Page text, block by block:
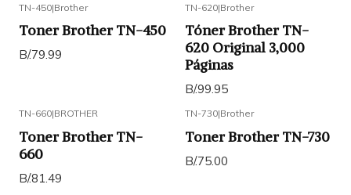
TN-450|Brother
Toner Brother TN-450
B/.79.99
TN-620|Brother
Tóner Brother TN-
620 Original 3,000
Páginas
B/.99.95
TN-660|BROTHER
Toner Brother TN-
660
B/.81.49
TN-730|Brother
Toner Brother TN-730
B/.75.00